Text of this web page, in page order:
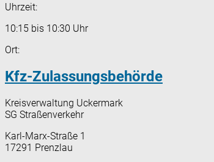
Uhrzeit:
10:15 bis 10:30 Uhr
Ort:
Kfz-Zulassungsbehörde
Kreisverwaltung Uckermark
SG Straßenverkehr
Karl-Marx-Straße 1
17291 Prenzlau